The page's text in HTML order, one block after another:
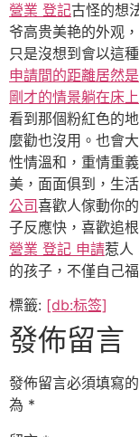
營業 登記古怪的想
爷高贵美艳的外观
只是沒想到會以這
申請間的距離居然
剛才的情景躺在床
看到那個粉紅色的
麼勸也沒用。也會
性情溫和，重情重
美，面面俱到，生
公司喜歡人傢動你
子反應快，喜歡追
營業 登記 申請惹人
的孩子，不僅自己
標籤: [db:标签]
發佈留言
發佈留言必須填寫
為 *